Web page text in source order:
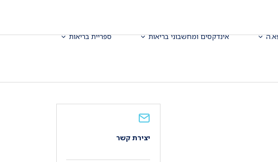
אינדקסים ומחשבוני בריאות ספריית בריאות
יצירת קשר